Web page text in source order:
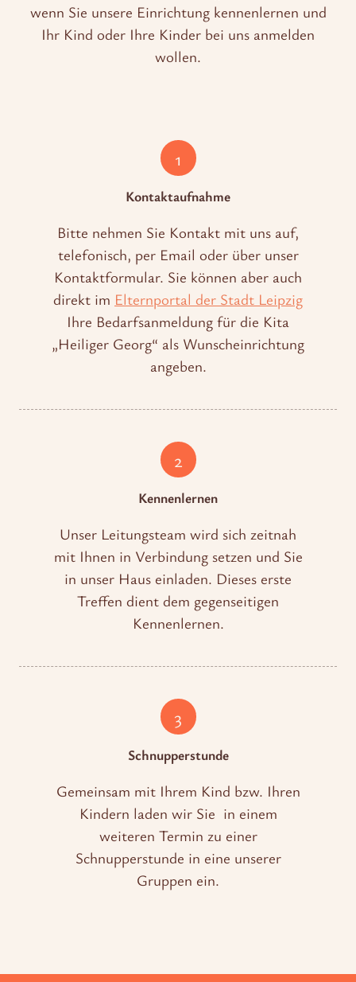
wenn Sie unsere Einrichtung kennenlernen und
Ihr Kind oder Ihre Kinder bei uns anmelden
wollen.
1
Kontaktaufnahme
Bitte nehmen Sie Kontakt mit uns auf,
telefonisch, per Email oder über unser
Kontaktformular. Sie können aber auch
direkt im Elternportal der Stadt Leipzig
Ihre Bedarfsanmeldung für die Kita
„Heiliger Georg“ als Wunscheinrichtung
angeben.
2
Kennenlernen
Unser Leitungsteam wird sich zeitnah
mit Ihnen in Verbindung setzen und Sie
in unser Haus einladen. Dieses erste
Treffen dient dem gegenseitigen
Kennenlernen.
3
Schnupperstunde
Gemeinsam mit Ihrem Kind bzw. Ihren
Kindern laden wir Sie in einem
weiteren Termin zu einer
Schnupperstunde in eine unserer
Gruppen ein.